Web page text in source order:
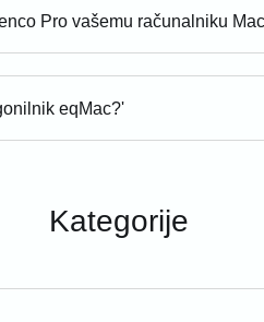
Pro vašemu računalniku
eqMac?'
Kategorije